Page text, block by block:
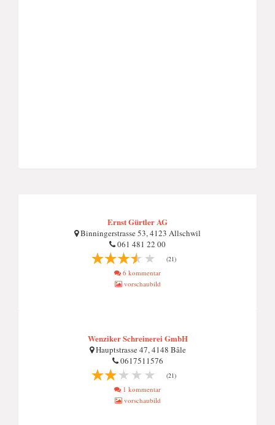
Ernst Gürtler AG
Binningerstrasse 53, 4123 Allschwil
061 481 22 00
(21)
6 kommentar
vorschaubild
Wenziker Schreinerei GmbH
Hauptstrasse 47, 4148 Bâle
0617511576
(21)
1 kommentar
vorschaubild